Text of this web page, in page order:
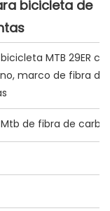
bicicleta de
MTB 29ER
marco de fibra
de fibra de